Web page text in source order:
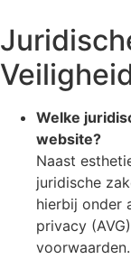
Welke
website?
Naast
juridische
hierbij onder
privacy
voorwaarden.